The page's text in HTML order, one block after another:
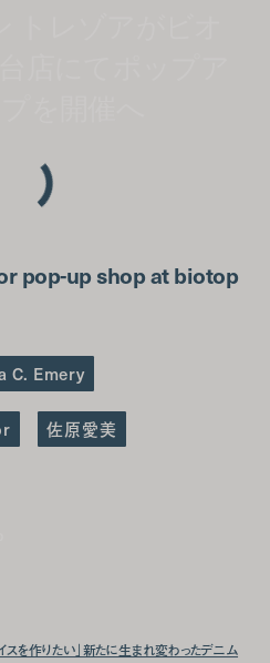
pop-up shop at biotop
C. Emery
佐原愛美
スを作りたい」新たに生まれ変わったデニム